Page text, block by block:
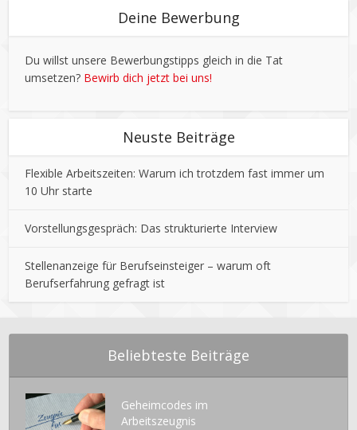
Deine Bewerbung
Du willst unsere Bewerbungstipps gleich in die Tat
umsetzen? Bewirb dich jetzt bei uns!
Neuste Beiträge
Flexible Arbeitszeiten: Warum ich trotzdem fast immer um
10 Uhr starte
Vorstellungsgespräch: Das strukturierte Interview
Stellenanzeige für Berufseinsteiger – warum oft
Berufserfahrung gefragt ist
Beliebteste Beiträge
Geheimcodes im
Arbeitszeugnis